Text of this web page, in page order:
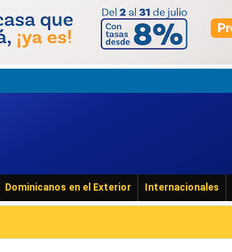
Dominicanos en el Exterior Internacionales